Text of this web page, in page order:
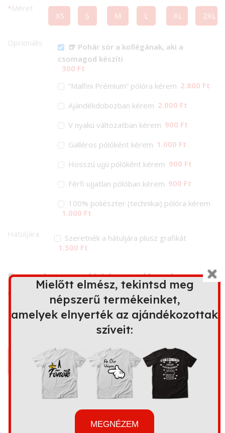
*Méret
XS S M L XL 2XL
Opcionális
🍺 Pohár sör a kollégának, aki a
csomagod készíti
300 Ft
“Malfini Prémium” pólóra kérem 2.800 Ft
Ajándékdobozban kérem 2.000 Ft
V nyakú változatban kérem 900 Ft
Galléros pólóként kérem 1.000 Ft
Hosszú ujjú pólóként kérem 900 Ft
Férfi ujjatlan pólóban kérem 900 Ft
100% poliészter (technikai) pólóra kérem
1.000 Ft
Hátuljára
Szeretnék a hátuljára plusz grafikát
1.500 Ft
Ez a minta további terméken is
elérhető
Bögre
Kapucnis
pulóver
Párna Kötény
Mielőtt elmész, tekintsd meg
népszerű termékeinket,
amelyek elnyerték az ajándékozottak
szíveit:
MEGNÉZEM